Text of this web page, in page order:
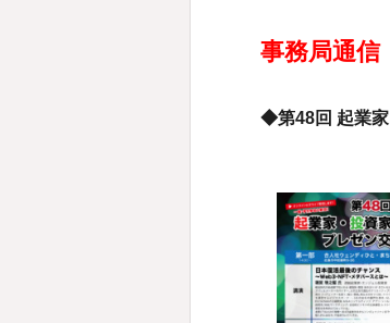
事務局通信
◆第48回 起業家